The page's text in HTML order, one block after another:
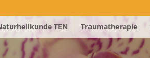
TEN Traumatherapie